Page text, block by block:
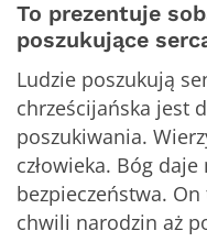
To prezentuje
poszukujące
Ludzie poszukują
chrześcijańska jest
poszukiwania.
człowieka. Bóg
bezpieczeństwa.
chwili narodzin aż